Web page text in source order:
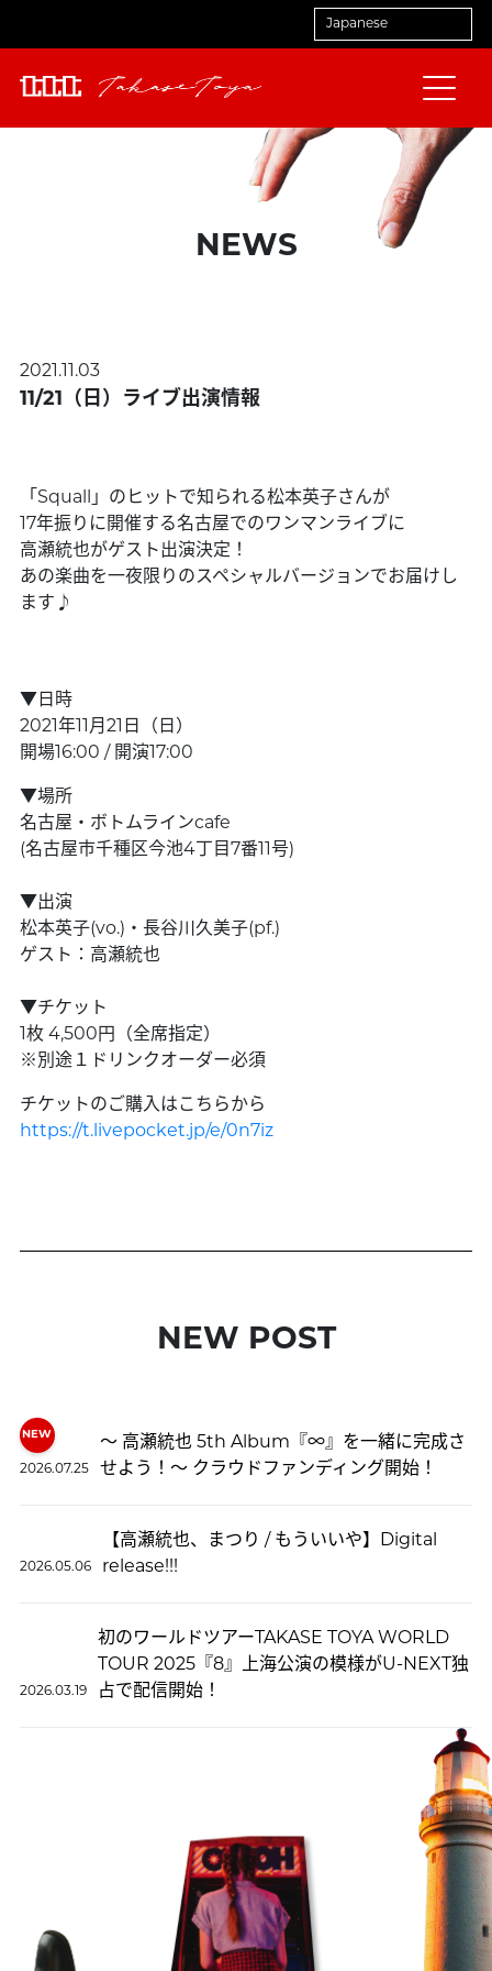
NEWS
2021.11.03
11/21（日）ライブ出演情報
「Squall」のヒットで知られる松本英子さんが
17年振りに開催する名古屋でのワンマンライブに
高瀬統也がゲスト出演決定！
あの楽曲を一夜限りのスペシャルバージョンでお届けし
ます♪
▼日時
2021年11月21日（日）
開場16:00 / 開演17:00
▼場所
名古屋・ボトムラインcafe
(名古屋市千種区今池4丁目7番11号)
▼出演
松本英子(vo.)・長谷川久美子(pf.)
ゲスト：高瀬統也
▼チケット
1枚 4,500円（全席指定）
※別途１ドリンクオーダー必須
​チケットのご購入はこちらから
https://t.livepocket.jp/e/0n7iz
NEW POST
2026.07.25
〜 高瀬統也 5th Album『∞』を一緒に完成さ
せよう！〜 クラウドファンディング開始！
2026.05.06
【高瀬統也、まつり / もういいや】Digital
release!!!
2026.03.19
初のワールドツアーTAKASE TOYA WORLD
TOUR 2025『8』上海公演の模様がU-NEXT独
占で配信開始！